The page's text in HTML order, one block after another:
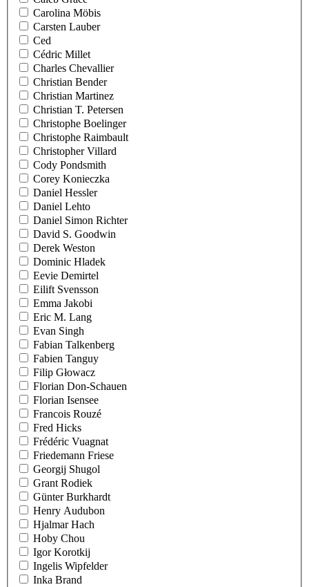
Carolina Möbis
Carsten Lauber
Ced
Cédric Millet
Charles Chevallier
Christian Bender
Christian Martinez
Christian T. Petersen
Christophe Boelinger
Christophe Raimbault
Christopher Villard
Cody Pondsmith
Corey Konieczka
Daniel Hessler
Daniel Lehto
Daniel Simon Richter
David S. Goodwin
Derek Weston
Dominic Hladek
Eevie Demirtel
Eilift Svensson
Emma Jakobi
Eric M. Lang
Evan Singh
Fabian Talkenberg
Fabien Tanguy
Filip Głowacz
Florian Don-Schauen
Florian Isensee
Francois Rouzé
Fred Hicks
Frédéric Vuagnat
Friedemann Friese
Georgij Shugol
Grant Rodiek
Günter Burkhardt
Henry Audubon
Hjalmar Hach
Hoby Chou
Igor Korotkij
Ingelis Wipfelder
Inka Brand